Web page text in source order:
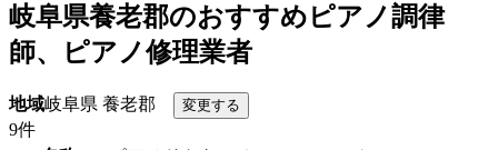
岐阜県養老郡のおすすめピアノ調律
師、ピアノ修理業者
地域岐阜県 養老郡
9件